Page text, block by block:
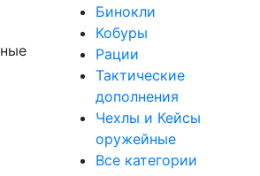
Бинокли
Кобуры
Рации
Тактические
дополнения
Чехлы и Кейсы
оружейные
Все категории